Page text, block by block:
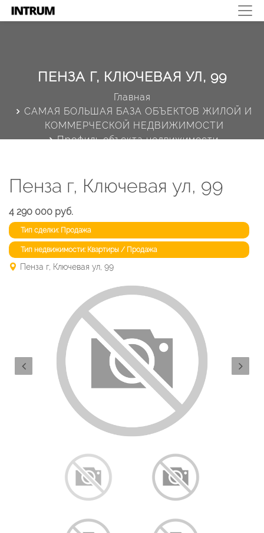
ПЕНЗА Г, КЛЮЧЕВАЯ УЛ, 99
Главная
САМАЯ БОЛЬШАЯ БАЗА ОБЪЕКТОВ ЖИЛОЙ И
КОММЕРЧЕСКОЙ НЕДВИЖИМОСТИ
Профиль объекта недвижимости
Пенза г, Ключевая ул, 99
4 290 000 руб.
Тип сделки: Продажа
Тип недвижимости: Квартиры / Продажа
Пенза г, Ключевая ул, 99